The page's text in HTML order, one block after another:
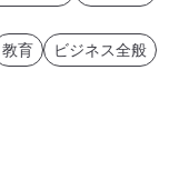
教育 ビジネス全般